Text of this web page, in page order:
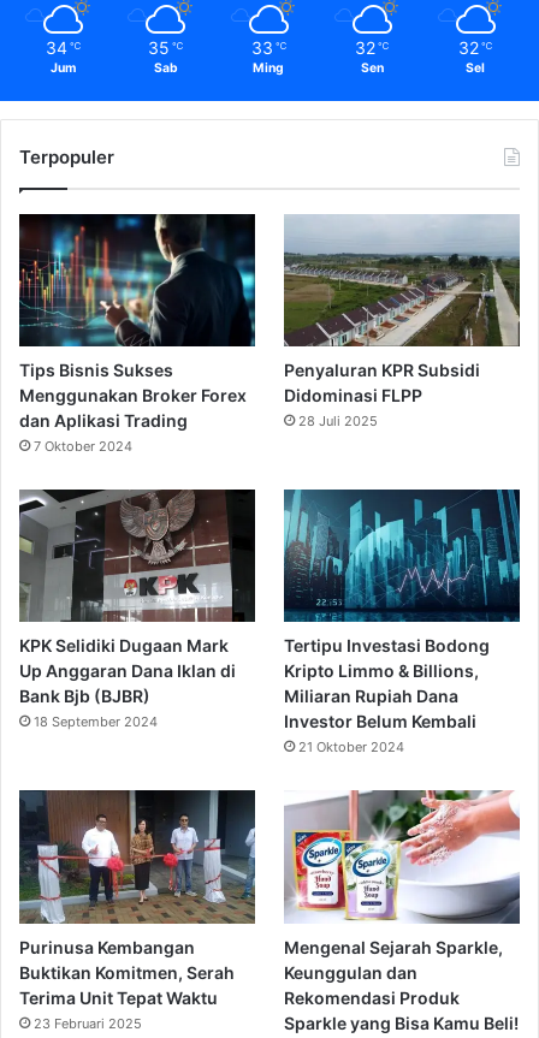
34 ℃
Jum
35 ℃
Sab
33 ℃
Ming
32 ℃
Sen
32 ℃
Sel
Terpopuler
Tips Bisnis Sukses
Menggunakan Broker Forex
dan Aplikasi Trading
7 Oktober 2024
Penyaluran KPR Subsidi
Didominasi FLPP
28 Juli 2025
KPK Selidiki Dugaan Mark
Up Anggaran Dana Iklan di
Bank Bjb (BJBR)
18 September 2024
Tertipu Investasi Bodong
Kripto Limmo & Billions,
Miliaran Rupiah Dana
Investor Belum Kembali
21 Oktober 2024
Purinusa Kembangan
Buktikan Komitmen, Serah
Terima Unit Tepat Waktu
23 Februari 2025
Mengenal Sejarah Sparkle,
Keunggulan dan
Rekomendasi Produk
Sparkle yang Bisa Kamu Beli!